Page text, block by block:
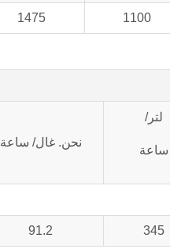
1100
1475
لتر/
ساعة
نحن. غال/ ساعة
345
91.2